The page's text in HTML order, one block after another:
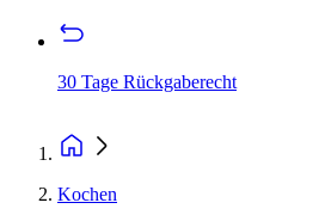
30 Tage Rückgaberecht
Kochen